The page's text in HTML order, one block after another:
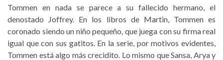
Tommen en nada se parece a su fallecido hermano, el
denostado Joffrey. En los libros de Martin, Tommen es
coronado siendo un niño pequeño, que juega con su firma real
igual que con sus gatitos. En la serie, por motivos evidentes,
Tommen está algo más crecidito. Lo mismo que Sansa, Arya y